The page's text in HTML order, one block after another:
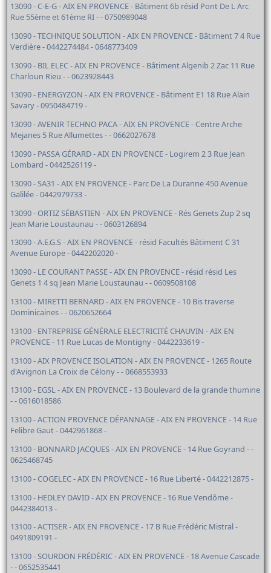
13090 - C-E-G - AIX EN PROVENCE - Bâtiment 6b résid Pont De L Arc
Rue 55ème et 61ème RI - - 0750989048
13090 - TECHNIQUE SOLUTION - AIX EN PROVENCE - Bâtiment 7 4 Rue
Verdière - 0442274484 - 0648773409
13090 - BIL ELEC - AIX EN PROVENCE - Bâtiment Algenib 2 Zac 11 Rue
Charloun Rieu - - 0623928443
13090 - ENERGYZON - AIX EN PROVENCE - Bâtiment E1 18 Rue Alain
Savary - 0950484719 -
13090 - AVENIR TECHNO PACA - AIX EN PROVENCE - Centre Arche
Mejanes 5 Rue Allumettes - - 0662027678
13090 - PASSA GÉRARD - AIX EN PROVENCE - Logirem 2 3 Rue Jean
Lombard - 0442526119 -
13090 - SA31 - AIX EN PROVENCE - Parc De La Duranne 450 Avenue
Galilée - 0442979733 -
13090 - ORTIZ SÉBASTIEN - AIX EN PROVENCE - Rés Genets Zup 2 sq
Jean Marie Loustaunau - - 0603126894
13090 - A.E.G.S - AIX EN PROVENCE - résid Facultés Bâtiment C 31
Avenue Europe - 0442202020 -
13090 - LE COURANT PASSE - AIX EN PROVENCE - résid résid Les
Genets 1 4 sq Jean Marie Loustaunau - - 0609508108
13100 - MIRETTI BERNARD - AIX EN PROVENCE - 10 Bis traverse
Dominicaines - - 0620652664
13100 - ENTREPRISE GÉNÉRALE ELECTRICITÉ CHAUVIN - AIX EN
PROVENCE - 11 Rue Lucas de Montigny - 0442233619 -
13100 - AIX PROVENCE ISOLATION - AIX EN PROVENCE - 1265 Route
d'Avignon La Croix de Célony - - 0668553933
13100 - EGSL - AIX EN PROVENCE - 13 Boulevard de la grande thumine
- - 0616018586
13100 - ACTION PROVENCE DÉPANNAGE - AIX EN PROVENCE - 14 Rue
Felibre Gaut - 0442961868 -
13100 - BONNARD JACQUES - AIX EN PROVENCE - 14 Rue Goyrand - -
0625468745
13100 - COGELEC - AIX EN PROVENCE - 16 Rue Liberté - 0442212875 -
13100 - HEDLEY DAVID - AIX EN PROVENCE - 16 Rue Vendôme -
0442384013 -
13100 - ACTISER - AIX EN PROVENCE - 17 B Rue Frédéric Mistral -
0491809191 -
13100 - SOURDON FRÉDÉRIC - AIX EN PROVENCE - 18 Avenue Cascade
- - 0652535441